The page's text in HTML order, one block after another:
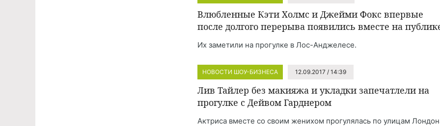
Влюбленные Кэти Холмс и Джейми Фокс впервые
после долгого перерыва появились вместе на
Их заметили на прогулке в Лос-Анджелесе.
НОВОСТИ ШОУ-БИЗНЕСА 12.09.2017 / 14:39
Лив Тайлер без макияжа и укладки запечатлели на
прогулке с Дейвом Гарднером
Актриса вместе со своим женихом прогулялась по улицам